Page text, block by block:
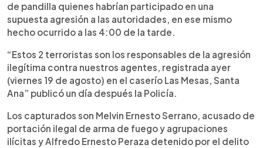
de pandilla quienes habrían participado en una
supuesta agresión a las autoridades, en ese mismo
hecho ocurrido a las 4:00 de la tarde.
“Estos 2 terroristas son los responsables de la agresión
ilegítima contra nuestros agentes, registrada ayer
(viernes 19 de agosto) en el caserío Las Mesas, Santa
Ana” publicó un día después la Policía.
Los capturados son Melvin Ernesto Serrano, acusado de
portación ilegal de arma de fuego y agrupaciones
ilícitas y Alfredo Ernesto Peraza detenido por el delito